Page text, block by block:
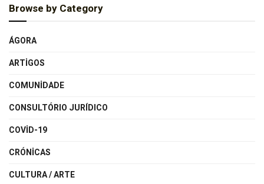
Browse by Category
ÁGORA
ARTIGOS
COMUNIDADE
CONSULTÓRIO JURÍDICO
COVID-19
CRÓNICAS
CULTURA / ARTE